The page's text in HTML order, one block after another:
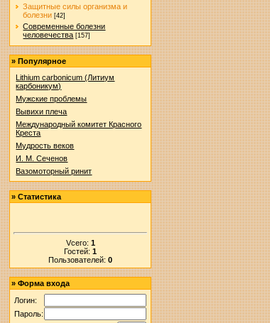
Защитные силы организма и
болезни [42]
Современные болезни
человечества [157]
»Популярное
Lithium carbonicum (Литиум
карбоникум)
Мужские проблемы
Вывихи плеча
Международный комитет Красного
Креста
Мудрость веков
И. М. Сеченов
Вазомоторный ринит
»Статистика
Vсего: 1
Гостей:1
Пользователей:0
»Форма входа
Логин:
Пароль: